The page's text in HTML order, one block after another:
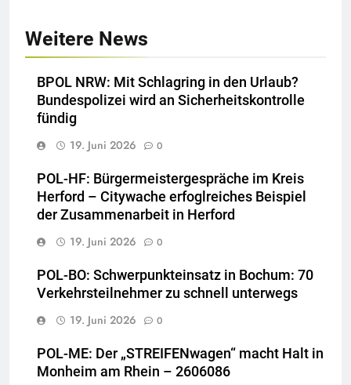
Weitere News
BPOL NRW: Mit Schlagring in den Urlaub?
Bundespolizei wird an Sicherheitskontrolle
fündig
19. Juni 2026
0
POL-HF: Bürgermeistergespräche im Kreis
Herford – Citywache erfoglreiches Beispiel
der Zusammenarbeit in Herford
19. Juni 2026
0
POL-BO: Schwerpunkteinsatz in Bochum: 70
Verkehrsteilnehmer zu schnell unterwegs
19. Juni 2026
0
POL-ME: Der „STREIFENwagen“ macht Halt in
Monheim am Rhein – 2606086